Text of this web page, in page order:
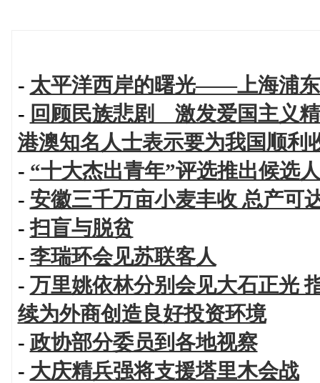
- 太平洋西岸的曙光——上海浦
- 回顾民族悲剧 激发爱国主义
港澳知名人士表示要为我国顺利
- “十大杰出青年”评选推出候选
- 安徽三千万亩小麦丰收 总产
-扫盲与脱贫
- 李瑞环会见苏联客人
- 万里姚依林分别会见大石正光
续为外商创造良好投资环境
- 政协部分委员到各地视察
- 大庆精兵强将支援塔里木会战